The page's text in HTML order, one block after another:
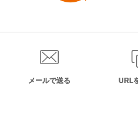
メールで送る URL